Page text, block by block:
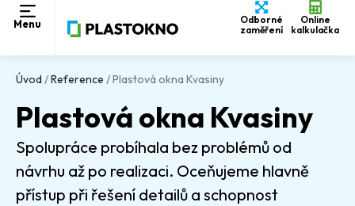
Menu
Odborné
zaměření
Online
kalkulačka
Úvod/Reference /Plastová okna Kvasiny
Plastová okna Kvasiny
Spolupráce probíhala bez problémů od
návrhu až po realizaci. Oceňujeme hlavně
přístup při řešení detailů a schopnost